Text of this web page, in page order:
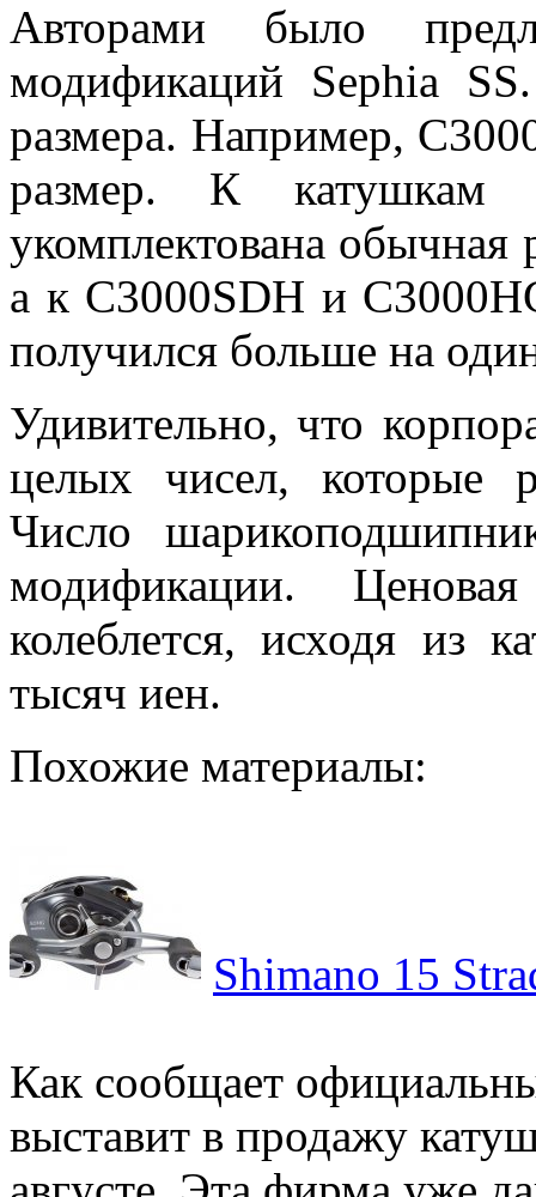
Авторами было
модификаций Sephia
размера. Например,
размер. К катушкам
укомплектована обычная
а к С3000SDH и
получился больше на
Удивительно, что
целых чисел, которые
Число
модификации.
колеблется, исходя из
тысяч иен.
Похожие материалы:
Shimano 15
Как сообщает
выставит в продажу